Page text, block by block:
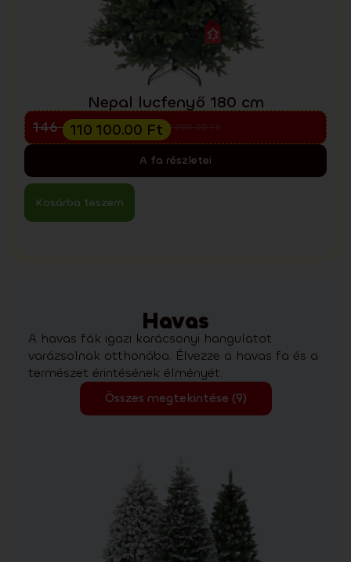
Nepal lucfenyő 180 cm
Előkarácsonyi kiárusítás
198 200.00
146 800.00 Ft
110 100.00 Ft
A fa részletei
Kosárba teszem
Havas
A havas fák igazi karácsonyi hangulatot
varázsolnak otthonába. Élvezze a havas fa és a
természet érintésének élményét.
Összes megtekintése (9)